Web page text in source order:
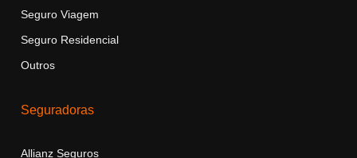
Seguro Viagem
Seguro Residencial
Outros
Seguradoras
Allianz Seguros